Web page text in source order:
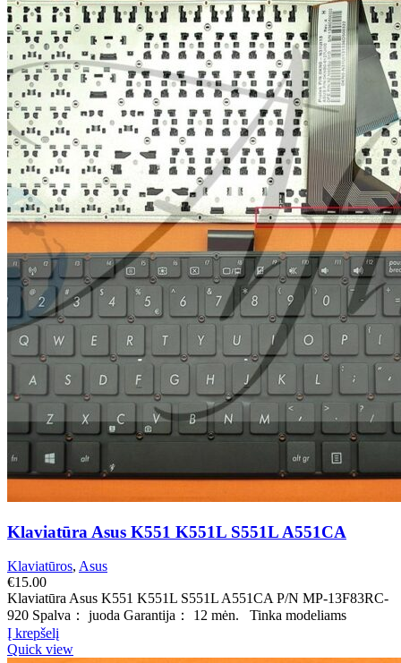
Klaviatūra Asus K551 K551L S551L A551CA
Klaviatūros, Asus
€15.00
Klaviatūra Asus K551 K551L S551L A551CA P/N MP-13F83RC-
920 Spalva： juoda Garantija： 12 mėn. Tinka modeliams
Į krepšelį
Quick view